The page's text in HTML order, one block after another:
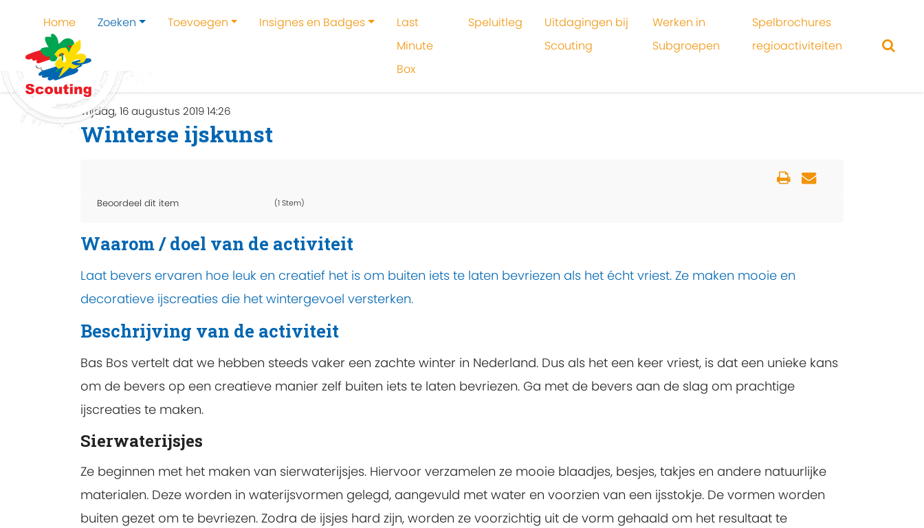
Home Zoeken Toevoegen Insignes en Badges
Last
Minute
Box
Speluitleg
Uitdagingen bij
Scouting
Werken in
Subgroepen
Spelbrochures
regioactiviteiten
Home Winterse ijskunst
vrijdag, 16 augustus 2019 14:26
Winterse ijskunst
Beoordeel dit item (1 Stem)
Waarom / doel van de activiteit
Laat bevers ervaren hoe leuk en creatief het is om buiten iets te laten bevriezen als het écht vriest. Ze maken mooie en
decoratieve ijscreaties die het wintergevoel versterken.
Beschrijving van de activiteit
Bas Bos vertelt dat we hebben steeds vaker een zachte winter in Nederland. Dus als het een keer vriest, is dat een unieke kans
om de bevers op een creatieve manier zelf buiten iets te laten bevriezen. Ga met de bevers aan de slag om prachtige
ijscreaties te maken.
Sierwaterijsjes
Ze beginnen met het maken van sierwaterijsjes. Hiervoor verzamelen ze mooie blaadjes, besjes, takjes en andere natuurlijke
materialen. Deze worden in waterijsvormen gelegd, aangevuld met water en voorzien van een ijsstokje. De vormen worden
buiten gezet om te bevriezen. Zodra de ijsjes hard zijn, worden ze voorzichtig uit de vorm gehaald om het resultaat te